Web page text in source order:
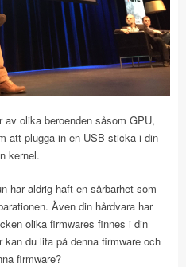
olika beroenden såsom GPU,
att plugga in en USB-sticka i din
kernel.
har aldrig haft en sårbarhet som
Även din hårdvara har
olika firmwares finnes i din
du lita på denna firmware och
firmware?